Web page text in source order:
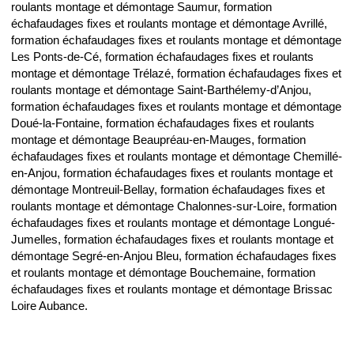
roulants montage et démontage Saumur, formation
échafaudages fixes et roulants montage et démontage Avrillé,
formation échafaudages fixes et roulants montage et démontage
Les Ponts-de-Cé, formation échafaudages fixes et roulants
montage et démontage Trélazé, formation échafaudages fixes et
roulants montage et démontage Saint-Barthélemy-d’Anjou,
formation échafaudages fixes et roulants montage et démontage
Doué-la-Fontaine, formation échafaudages fixes et roulants
montage et démontage Beaupréau-en-Mauges, formation
échafaudages fixes et roulants montage et démontage Chemillé-
en-Anjou, formation échafaudages fixes et roulants montage et
démontage Montreuil-Bellay, formation échafaudages fixes et
roulants montage et démontage Chalonnes-sur-Loire, formation
échafaudages fixes et roulants montage et démontage Longué-
Jumelles, formation échafaudages fixes et roulants montage et
démontage Segré-en-Anjou Bleu, formation échafaudages fixes
et roulants montage et démontage Bouchemaine, formation
échafaudages fixes et roulants montage et démontage Brissac
Loire Aubance.